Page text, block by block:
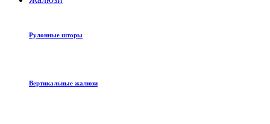
Рулонные шторы
Вертикальные жалюзи